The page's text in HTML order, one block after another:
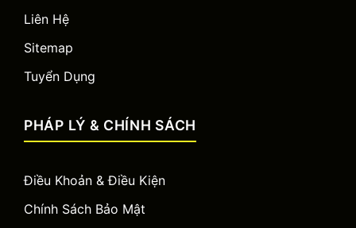
Liên Hệ
Sitemap
Tuyển Dụng
PHÁP LÝ & CHÍNH SÁCH
Điều Khoản & Điều Kiện
Chính Sách Bảo Mật